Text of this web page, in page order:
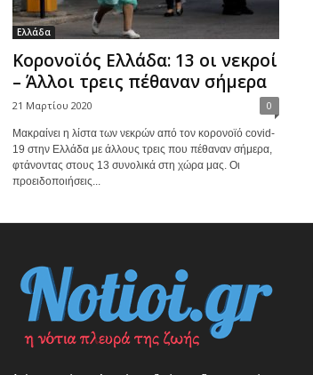
Ελλάδα
Κορονοϊός Ελλάδα: 13 οι νεκροί
– Άλλοι τρεις πέθαναν σήμερα
21 Μαρτίου 2020 0
Μακραίνει η λίστα των νεκρών από τον κορονοϊό covid-
19 στην Ελλάδα με άλλους τρεις που πέθαναν σήμερα,
φτάνοντας στους 13 συνολικά στη χώρα μας. Οι
προειδοποιήσεις...